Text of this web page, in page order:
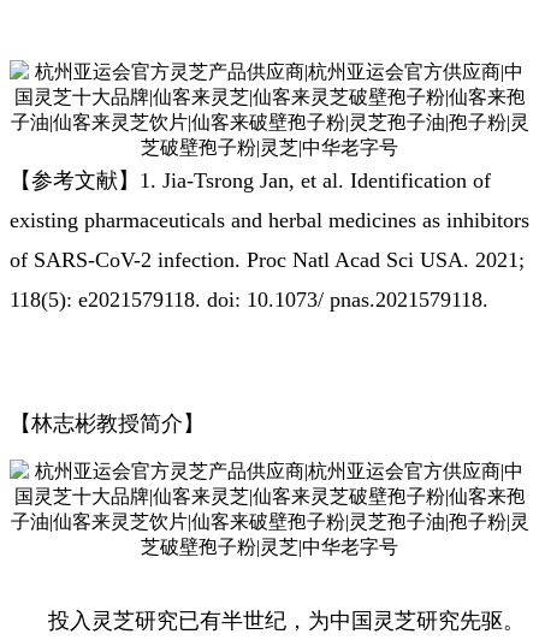
【参考文献】1. Jia-Tsrong Jan, et al. Identification of
existing pharmaceuticals and herbal medicines as inhibitors
of SARS-CoV-2 infection. Proc Natl Acad Sci USA. 2021;
118(5): e2021579118. doi: 10.1073/ pnas.2021579118.
【林志彬教授简介】
投入灵芝研究已有半世纪，为中国灵芝研究先驱。